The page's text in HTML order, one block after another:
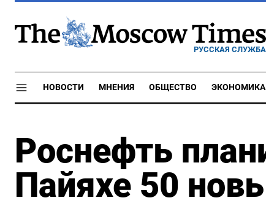
РУССКАЯ СЛУЖБА
НОВОСТИ МНЕНИЯ ОБЩЕСТВО ЭКОНОМИКА
Роснефть
Пайяхе 50